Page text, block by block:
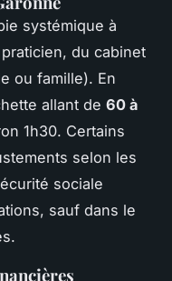
systémique à
du cabinet
ou famille). En
allant de 60 à
1h30. Certains
selon les
sociale
sauf dans le